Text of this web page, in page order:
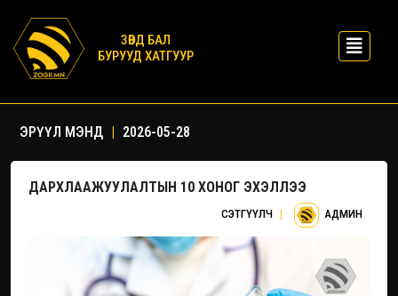
ЗӨВД БАЛ
БУРУУД ХАТГУУР
ЭРҮҮЛ МЭНД | 2026-05-28
ДАРХЛААЖУУЛАЛТЫН 10 ХОНОГ ЭХЭЛЛЭЭ
СЭТГҮҮЛЧ | АДМИН